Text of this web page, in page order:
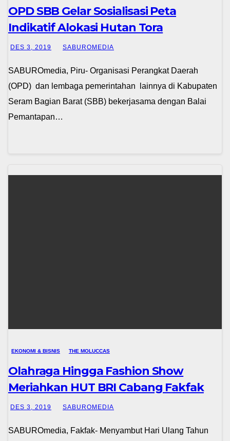
OPD SBB Gelar Sosialisasi Peta
Indikatif Alokasi Hutan Tora
DES 3, 2019 SABUROMEDIA
SABUROmedia, Piru- Organisasi Perangkat Daerah
(OPD) dan lembaga pemerintahan lainnya di Kabupaten
Seram Bagian Barat (SBB) bekerjasama dengan Balai
Pemantapan…
EKONOMI & BISNIS THE MOLUCCAS
Olahraga Hingga Fashion Show
Meriahkan HUT BRI Cabang Fakfak
DES 3, 2019 SABUROMEDIA
SABUROmedia, Fakfak- Menyambut Hari Ulang Tahun